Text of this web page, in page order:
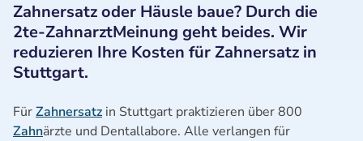
Zahnersatz oder Häusle baue? Durch die
2te-ZahnarztMeinung geht beides. Wir
reduzieren Ihre Kosten für Zahnersatz in
Stuttgart.
FürZahnersatz in Stuttgart praktizieren über 800
Zahnärzte und Dentallabore. Alle verlangen für